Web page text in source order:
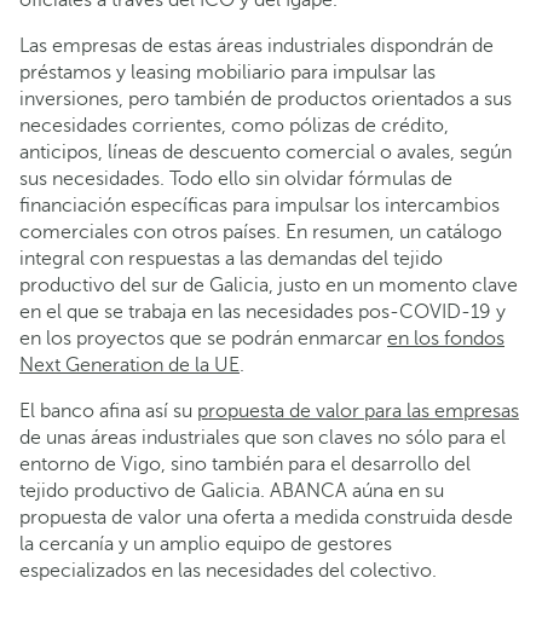
Las empresas de estas áreas industriales dispondrán de
préstamos y leasing mobiliario para impulsar las
inversiones, pero también de productos orientados a sus
necesidades corrientes, como pólizas de crédito,
anticipos, líneas de descuento comercial o avales, según
sus necesidades. Todo ello sin olvidar fórmulas de
financiación específicas para impulsar los intercambios
comerciales con otros países. En resumen, un catálogo
integral con respuestas a las demandas del tejido
productivo del sur de Galicia, justo en un momento clave
en el que se trabaja en las necesidades pos-COVID-19 y
en los proyectos que se podrán enmarcar en los fondos
Next Generation de la UE.
El banco afina así su propuesta de valor para las empresas
de unas áreas industriales que son claves no sólo para el
entorno de Vigo, sino también para el desarrollo del
tejido productivo de Galicia. ABANCA aúna en su
propuesta de valor una oferta a medida construida desde
la cercanía y un amplio equipo de gestores
especializados en las necesidades del colectivo.